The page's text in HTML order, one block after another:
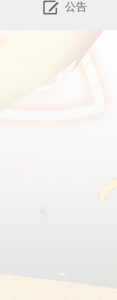
公告